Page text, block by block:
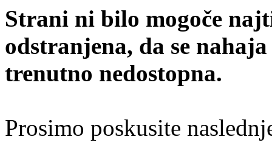
Strani ni bilo mogoče
odstranjena, da se
trenutno nedostopna.
Prosimo poskusite